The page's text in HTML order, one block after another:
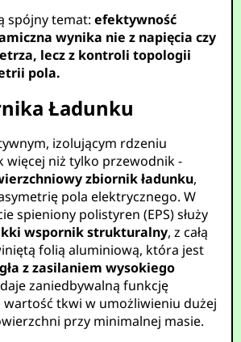
spójny temat:efektywność
wynika nie z napięcia czy
lecz z kontroli topologii
pola.
Ładunku
izolującym rdzeniu
więcej niż tylko przewodnik -
zbiornik ładunku,
pola elektrycznego. W
spieniony polistyren (EPS) służy
wspornik strukturalny, z całą
folią aluminiową, która jest
z zasilaniem wysokiego
zaniedbywalną funkcję
wartość tkwi w umożliwieniu dużej
przy minimalnej masie.